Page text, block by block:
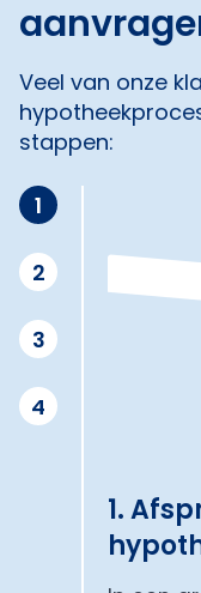
Veel van onze
stappen:
1
2
3
4
1.